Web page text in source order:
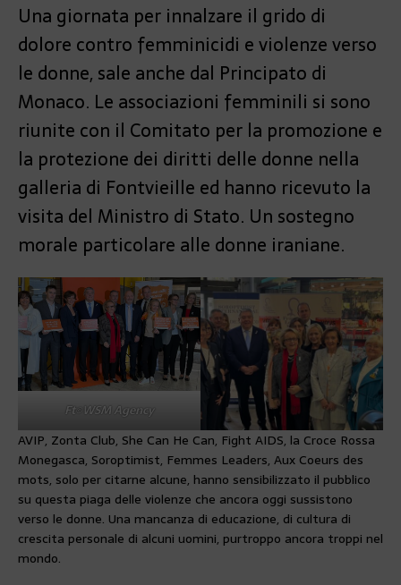
Una giornata per innalzare il grido di
dolore contro femminicidi e violenze verso
le donne, sale anche dal Principato di
Monaco. Le associazioni femminili si sono
riunite con il Comitato per la promozione e
la protezione dei diritti delle donne nella
galleria di Fontvieille ed hanno ricevuto la
visita del Ministro di Stato. Un sostegno
morale particolare alle donne iraniane.
Ft©WSM Agency
AVIP, Zonta Club, She Can He Can, Fight AIDS, la Croce Rossa
Monegasca, Soroptimist, Femmes Leaders, Aux Coeurs des
mots, solo per citarne alcune, hanno sensibilizzato il pubblico
su questa piaga delle violenze che ancora oggi sussistono
verso le donne. Una mancanza di educazione, di cultura di
crescita personale di alcuni uomini, purtroppo ancora troppi nel
mondo.